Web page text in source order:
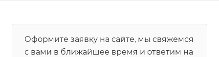
Оформите заявку на сайте, мы свяжемся
с вами в ближайшее время и ответим на